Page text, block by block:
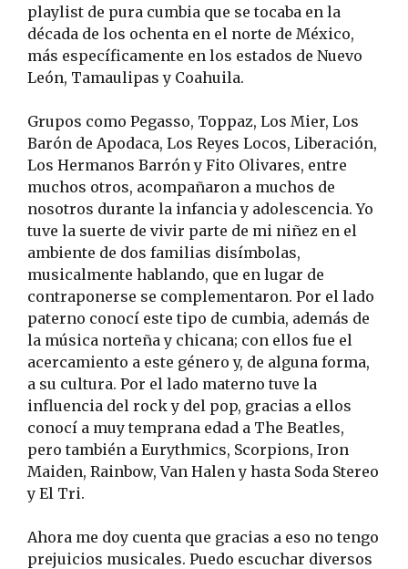
playlist de pura cumbia que se tocaba en la
década de los ochenta en el norte de México,
más específicamente en los estados de Nuevo
León, Tamaulipas y Coahuila.
Grupos como Pegasso, Toppaz, Los Mier, Los
Barón de Apodaca, Los Reyes Locos, Liberación,
Los Hermanos Barrón y Fito Olivares, entre
muchos otros, acompañaron a muchos de
nosotros durante la infancia y adolescencia. Yo
tuve la suerte de vivir parte de mi niñez en el
ambiente de dos familias disímbolas,
musicalmente hablando, que en lugar de
contraponerse se complementaron. Por el lado
paterno conocí este tipo de cumbia, además de
la música norteña y chicana; con ellos fue el
acercamiento a este género y, de alguna forma,
a su cultura. Por el lado materno tuve la
influencia del rock y del pop, gracias a ellos
conocí a muy temprana edad a The Beatles,
pero también a Eurythmics, Scorpions, Iron
Maiden, Rainbow, Van Halen y hasta Soda Stereo
y El Tri.
Ahora me doy cuenta que gracias a eso no tengo
prejuicios musicales. Puedo escuchar diversos